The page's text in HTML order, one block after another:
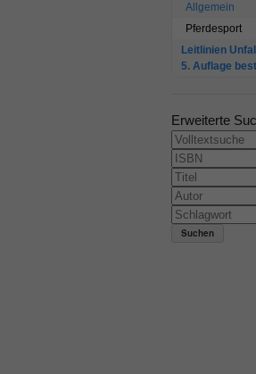
Allgemein
Pferdesport
Leitlinien
5. Auflage
Erweiterte